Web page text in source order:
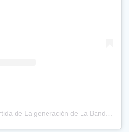
Una publicación compartida de La generación de La Banda (@lageneraciondelabanda)